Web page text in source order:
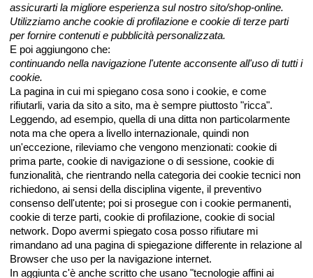
assicurarti la migliore esperienza sul nostro sito/shop-online.
Utilizziamo anche cookie di profilazione e cookie di terze parti
per fornire contenuti e pubblicità personalizzata.
E poi aggiungono che:
continuando nella navigazione l'utente acconsente all'uso di tutti i
cookie.
La pagina in cui mi spiegano cosa sono i cookie, e come
rifiutarli, varia da sito a sito, ma è sempre piuttosto "ricca".
Leggendo, ad esempio, quella di una ditta non particolarmente
nota ma che opera a livello internazionale, quindi non
un'eccezione, rileviamo che vengono menzionati: cookie di
prima parte, cookie di navigazione o di sessione, cookie di
funzionalità, che rientrando nella categoria dei cookie tecnici non
richiedono, ai sensi della disciplina vigente, il preventivo
consenso dell'utente; poi si prosegue con i cookie permanenti,
cookie di terze parti, cookie di profilazione, cookie di social
network. Dopo avermi spiegato cosa posso rifiutare mi
rimandano ad una pagina di spiegazione differente in relazione al
Browser che uso per la navigazione internet.
In aggiunta c'è anche scritto che usano "tecnologie affini ai